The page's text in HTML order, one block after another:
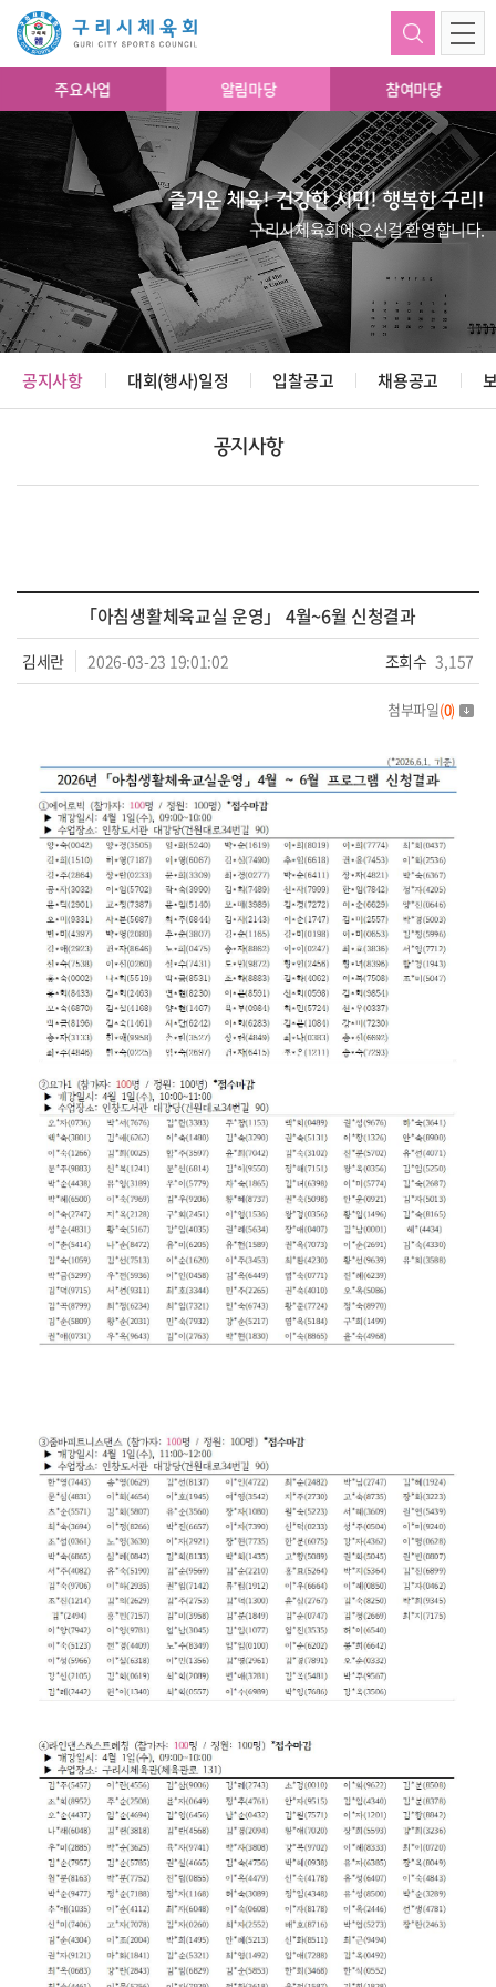
주요사업 알림마당 참여마당
즐거운 체육! 건강한 시민! 행복한 구리!
구리시체육회에 오신걸 환영합니다.
공지사항 대회(행사)일정 입찰공고 채용공고
공지사항
「아침생활체육교실 운영」 4월~6월 신청결과
김세란 2026-03-23 19:01:02 조회수 3,157
첨부파일(0)